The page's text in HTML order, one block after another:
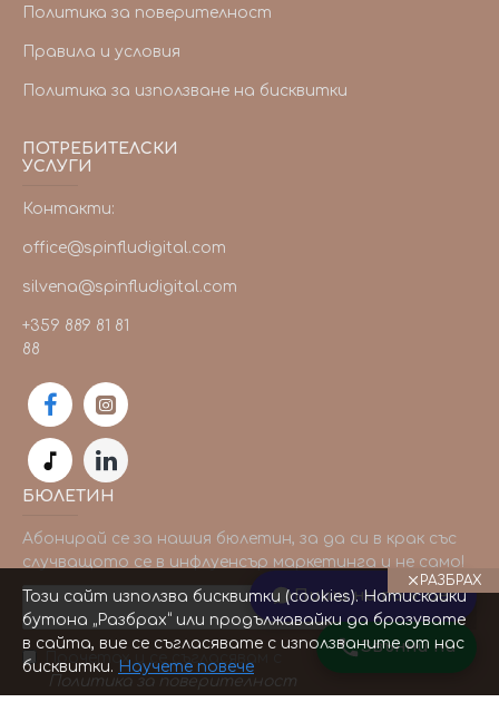
Пиши ни по Viber
Звънни ни
Политика за поверителност
Правила и условия
Политика за използване на бисквитки
ПОТРЕБИТЕЛСКИ
УСЛУГИ
Контакти:
office@spinfludigital.com
silvena@spinfludigital.com
+359 889 81 81
88
БЮЛЕТИН
Абонирай се за нашия бюлетин, за да си в крак със
случващото се в инфлуенсър маркетинга и не само!
Прочетох и се съгласявам с
Политика за поверителност
РАЗБРАХ
Този сайт използва бисквитки (cookies). Натискайки
бутона „Разбрах“ или продължавайки да бразувате
в сайта, вие се съгласявате с използваните от нас
бисквитки. Научете повече